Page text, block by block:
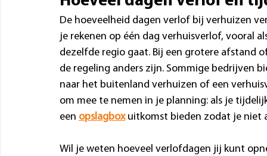
De hoeveelheid dagen verlof bij verhuizen
je rekenen op één dag verhuisverlof, vooral
dezelfde regio gaat. Bij een grotere
de regeling anders zijn. Sommige bedrijven
naar het buitenland verhuizen of een
om mee te nemen in je planning: als je
een opslagbox uitkomst bieden zodat je niet
Wil je weten hoeveel verlofdagen jij kunt